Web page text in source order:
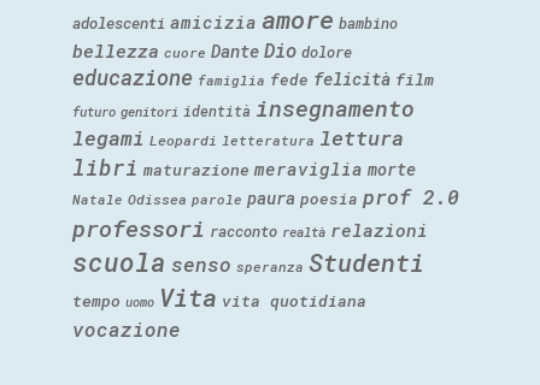
adolescenti amicizia amore bambino
bellezza cuore Dante Dio dolore
educazione famiglia fede felicità film
futuro genitori identità insegnamento
legami Leopardi letteratura lettura
libri maturazione meraviglia morte
Natale Odissea parole paura poesia prof 2.0
professori racconto realtà relazioni
scuola senso speranza Studenti
tempo uomo Vita vita quotidiana
vocazione